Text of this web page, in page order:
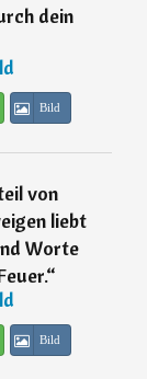
dein
Bild
von
liebt
Worte
“
Bild